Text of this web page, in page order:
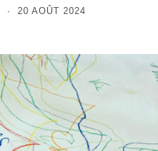
20 AOÛT 2024